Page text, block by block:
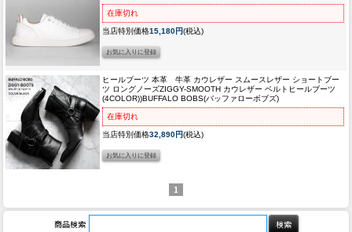
在庫切れ
当店特別価格15,180円(税込)
ヒールブーツ 本革 牛革 カウレザー スムースレザー ショートブー
ツ ロングノーズZIGGY-SMOOTH カウレザー ベルトヒールブーツ
(4COLOR))BUFFALO BOBS(バッファローボブズ)
在庫切れ
当店特別価格32,890円(税込)
1
商品検索